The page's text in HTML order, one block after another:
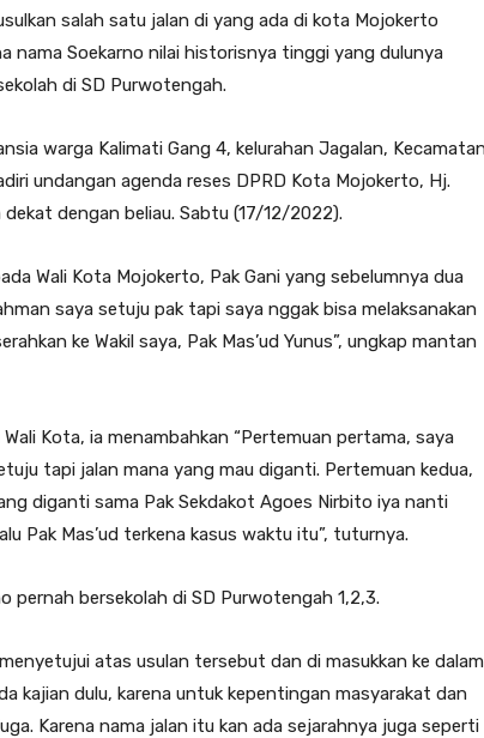
salah satu jalan di yang ada di kota Mojokerto
nama Soekarno nilai historisnya tinggi yang dulunya
di SD Purwotengah.
warga Kalimati Gang 4, kelurahan Jagalan,
undangan agenda reses DPRD Kota Mojokerto, Hj.
dengan beliau. Sabtu (17/12/2022).
Wali Kota Mojokerto, Pak Gani yang sebelumnya dua
saya setuju pak tapi saya nggak bisa melaksanakan
ke Wakil saya, Pak Mas’ud Yunus”, ungkap mantan
Kota, ia menambahkan “Pertemuan pertama, saya
tapi jalan mana yang mau diganti. Pertemuan kedua,
diganti sama Pak Sekdakot Agoes Nirbito iya nanti
Pak Mas’ud terkena kasus waktu itu”, tuturnya.
pernah bersekolah di SD Purwotengah 1,2,3.
atas usulan tersebut dan di masukkan ke dalam
kajian dulu, karena untuk kepentingan masyarakat dan
Karena nama jalan itu kan ada sejarahnya juga seperti